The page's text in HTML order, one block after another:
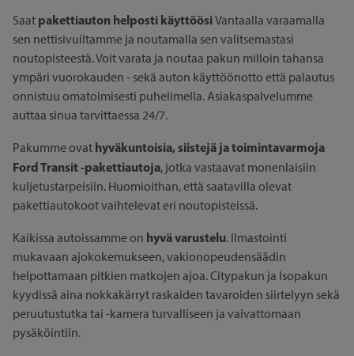
Saat pakettiauton helposti käyttöösiVantaalla varaamalla
sen nettisivuiltamme ja noutamalla sen valitsemastasi
noutopisteestä. Voit varata ja noutaa pakun milloin tahansa
ympäri vuorokauden - sekä auton käyttöönotto että palautus
onnistuu omatoimisesti puhelimella. Asiakaspalvelumme
auttaa sinua tarvittaessa 24/7.
Pakumme ovat hyväkuntoisia, siistejä ja toimintavarmoja
Ford Transit -pakettiautoja, jotka vastaavat monenlaisiin
kuljetustarpeisiin. Huomioithan, että saatavilla olevat
pakettiautokoot vaihtelevat eri noutopisteissä.
Kaikissa autoissamme on hyvä varustelu. Ilmastointi
mukavaan ajokokemukseen, vakionopeudensäädin
helpottamaan pitkien matkojen ajoa. Citypakun ja Isopakun
kyydissä aina nokkakärryt raskaiden tavaroiden siirtelyyn sekä
peruutustutka tai -kamera turvalliseen ja vaivattomaan
pysäköintiin.